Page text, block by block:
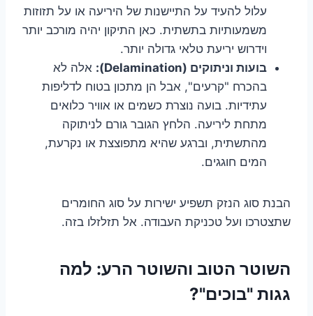
עלול להעיד על התיישנות של היריעה או על תזוזות
משמעותיות בתשתית. כאן התיקון יהיה מורכב יותר
וידרוש יריעת טלאי גדולה יותר.
בועות וניתוקים (Delamination):
אלה לא
בהכרח "קרעים", אבל הן מתכון בטוח לדליפות
עתידיות. בועה נוצרת כשמים או אוויר כלואים
מתחת ליריעה. הלחץ הגובר גורם לניתוקה
מהתשתית, וברגע שהיא מתפוצצת או נקרעת,
המים חוגגים.
הבנת סוג הנזק תשפיע ישירות על סוג החומרים
שתצטרכו ועל טכניקת העבודה. אל תזלזלו בזה.
השוטר הטוב והשוטר הרע: למה
גגות "בוכים"?